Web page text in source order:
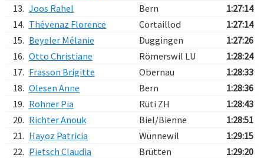
13. Joos Rahel Bern
1:27:14
14. Thévenaz Florence Cortaillod
1:27:14
15. Beyeler Mélanie Duggingen
1:27:26
16. Otto Christiane Römerswil LU
1:28:24
17. Frasson Brigitte Obernau
1:28:33
18. Olesen Anne Bern
1:28:36
19. Rohner Pia Rüti ZH
1:28:43
20. Richter Anouk Biel/Bienne
1:28:51
21. Hayoz Patricia Wünnewil
1:29:15
22. Pietsch Claudia Brütten
1:29:20